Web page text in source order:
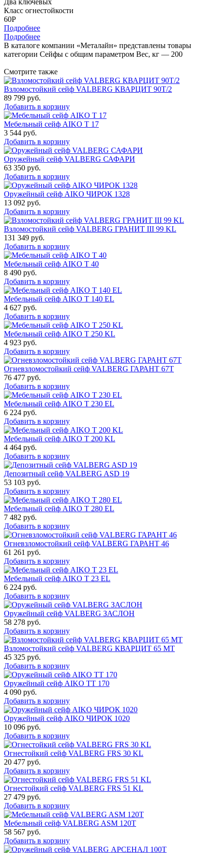
Класс огнестойкости
60P
Подробнее
Подробнее
В каталоге компании «Металайн» представлены товары
категории Сейфы с общим параметром Вес, кг — 200
Смотрите также
Взломостойкий сейф VALBERG КВАРЦИТ 90Т/2
89 799 руб.
Добавить в корзину
Мебельный сейф AIKO Т 17
3 544 руб.
Добавить в корзину
Оружейный сейф VALBERG САФАРИ
63 350 руб.
Добавить в корзину
Оружейный сейф AIKO ЧИРОК 1328
13 092 руб.
Добавить в корзину
Взломостойкий сейф VALBERG ГРАНИТ III 99 KL
131 349 руб.
Добавить в корзину
Мебельный сейф AIKO Т 40
8 490 руб.
Добавить в корзину
Мебельный сейф AIKO T 140 EL
4 627 руб.
Добавить в корзину
Мебельный сейф AIKO T 250 KL
4 923 руб.
Добавить в корзину
Огневзломостойкий сейф VALBERG ГАРАНТ 67T
76 477 руб.
Добавить в корзину
Мебельный сейф AIKO T 230 EL
6 224 руб.
Добавить в корзину
Мебельный сейф AIKO T 200 KL
4 464 руб.
Добавить в корзину
Депозитный сейф VALBERG ASD 19
53 103 руб.
Добавить в корзину
Мебельный сейф AIKO T 280 EL
7 482 руб.
Добавить в корзину
Огневзломостойкий сейф VALBERG ГАРАНТ 46
61 261 руб.
Добавить в корзину
Мебельный сейф AIKO Т 23 EL
6 224 руб.
Добавить в корзину
Оружейный сейф VALBERG ЗАСЛОН
58 278 руб.
Добавить в корзину
Взломостойкий сейф VALBERG КВАРЦИТ 65 МТ
45 325 руб.
Добавить в корзину
Оружейный сейф AIKO TT 170
4 090 руб.
Добавить в корзину
Оружейный сейф AIKO ЧИРОК 1020
10 096 руб.
Добавить в корзину
Огнестойкий сейф VALBERG FRS 30 KL
20 477 руб.
Добавить в корзину
Огнестойкий сейф VALBERG FRS 51 KL
27 479 руб.
Добавить в корзину
Мебельный сейф VALBERG ASM 120T
58 567 руб.
Добавить в корзину